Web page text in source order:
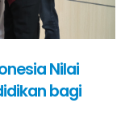
Nilai
bagi